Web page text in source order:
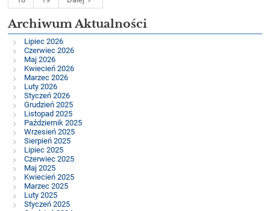
Archiwum Aktualności
Lipiec 2026
Czerwiec 2026
Maj 2026
Kwiecień 2026
Marzec 2026
Luty 2026
Styczeń 2026
Grudzień 2025
Listopad 2025
Październik 2025
Wrzesień 2025
Sierpień 2025
Lipiec 2025
Czerwiec 2025
Maj 2025
Kwiecień 2025
Marzec 2025
Luty 2025
Styczeń 2025